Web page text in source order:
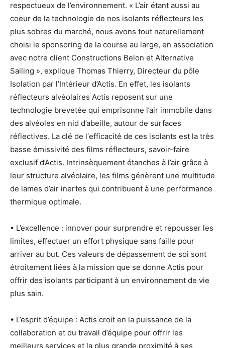
respectueux de l’environnement. « L’air étant aussi au
coeur de la technologie de nos isolants réflecteurs les
plus sobres du marché, nous avons tout naturellement
choisi le sponsoring de la course au large, en association
avec notre client Constructions Belon et Alternative
Sailing », explique Thomas Thierry, Directeur du pôle
Isolation par l’Intérieur d’Actis. En effet, les isolants
réflecteurs alvéolaires Actis reposent sur une
technologie brevetée qui emprisonne l’air immobile dans
des alvéoles en nid d’abeille, autour de surfaces
réflectives. La clé de l‘efficacité de ces isolants est la très
basse émissivité des films réflecteurs, savoir-faire
exclusif d’Actis. Intrinsèquement étanches à l’air grâce à
leur structure alvéolaire, les films génèrent une multitude
de lames d’air inertes qui contribuent à une performance
thermique optimale.
• L’excellence : innover pour surprendre et repousser les
limites, effectuer un effort physique sans faille pour
arriver au but. Ces valeurs de dépassement de soi sont
étroitement liées à la mission que se donne Actis pour
offrir des isolants participant à un environnement de vie
plus sain.
• L’esprit d’équipe : Actis croit en la puissance de la
collaboration et du travail d’équipe pour offrir les
meilleurs services et la plus grande proximité à ses